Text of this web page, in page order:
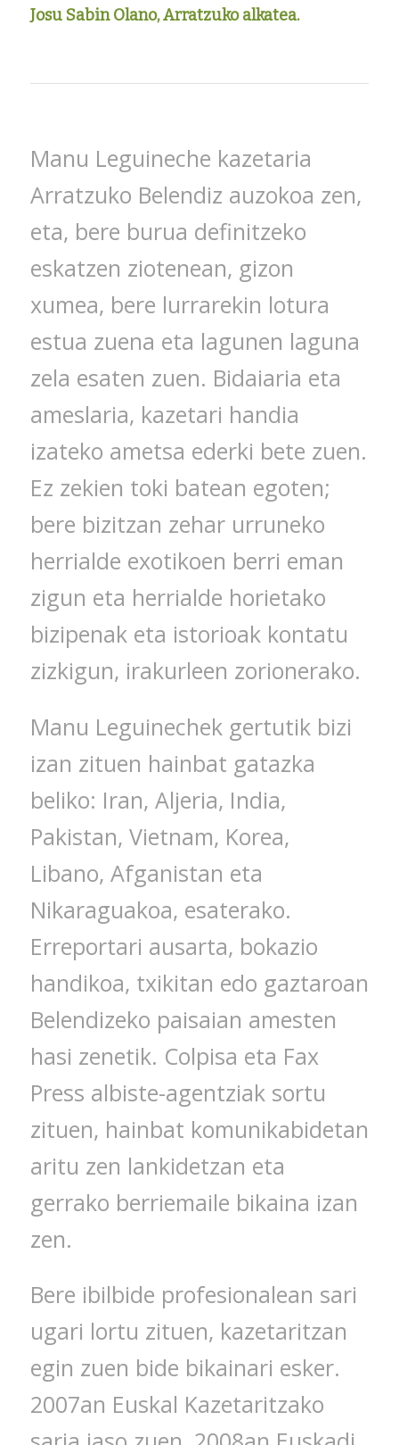
Josu Sabin Olano, Arratzuko alkatea.
Manu Leguineche kazetaria
Arratzuko Belendiz auzokoa zen,
eta, bere burua definitzeko
eskatzen ziotenean, gizon
xumea, bere lurrarekin lotura
estua zuena eta lagunen laguna
zela esaten zuen. Bidaiaria eta
ameslaria, kazetari handia
izateko ametsa ederki bete zuen.
Ez zekien toki batean egoten;
bere bizitzan zehar urruneko
herrialde exotikoen berri eman
zigun eta herrialde horietako
bizipenak eta istorioak kontatu
zizkigun, irakurleen zorionerako.
Manu Leguinechek gertutik bizi
izan zituen hainbat gatazka
beliko: Iran, Aljeria, India,
Pakistan, Vietnam, Korea,
Libano, Afganistan eta
Nikaraguakoa, esaterako.
Erreportari ausarta, bokazio
handikoa, txikitan edo gaztaroan
Belendizeko paisaian amesten
hasi zenetik. Colpisa eta Fax
Press albiste-agentziak sortu
zituen, hainbat komunikabidetan
aritu zen lankidetzan eta
gerrako berriemaile bikaina izan
zen.
Bere ibilbide profesionalean sari
ugari lortu zituen, kazetaritzan
egin zuen bide bikainari esker.
2007an Euskal Kazetaritzako